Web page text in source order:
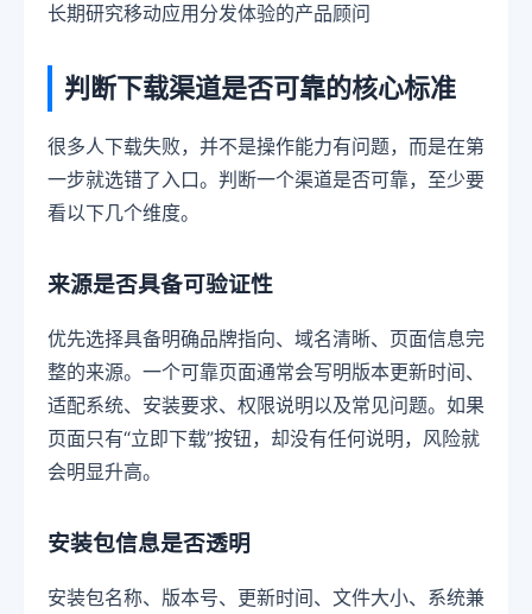
长期研究移动应用分发体验的产品顾问
判断下载渠道是否可靠的核心标准
很多人下载失败，并不是操作能力有问题，而是在第
一步就选错了入口。判断一个渠道是否可靠，至少要
看以下几个维度。
来源是否具备可验证性
优先选择具备明确品牌指向、域名清晰、页面信息完
整的来源。一个可靠页面通常会写明版本更新时间、
适配系统、安装要求、权限说明以及常见问题。如果
页面只有“立即下载”按钮，却没有任何说明，风险就
会明显升高。
安装包信息是否透明
安装包名称、版本号、更新时间、文件大小、系统兼